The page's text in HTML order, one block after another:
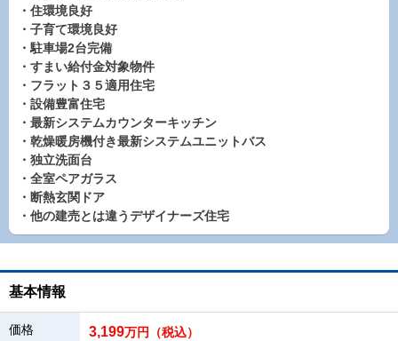
・住環境良好
・子育て環境良好
・駐車場2台完備
・すまい給付金対象物件
・フラット３５適用住宅
・設備豊富住宅
・最新システムカウンターキッチン
・乾燥暖房機付き最新システムユニットバス
・独立洗面台
・全室ペアガラス
・断熱玄関ドア
・他の建売とは違うデザイナーズ住宅
基本情報
価格 3,199万円（税込）